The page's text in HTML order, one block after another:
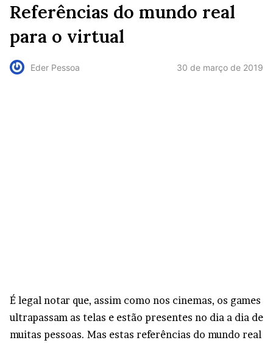
Referências do mundo real
para o virtual
Eder Pessoa 30 de março de 2019
É legal notar que, assim como nos cinemas, os games
ultrapassam as telas e estão presentes no dia a dia de
muitas pessoas. Mas estas referências do mundo real